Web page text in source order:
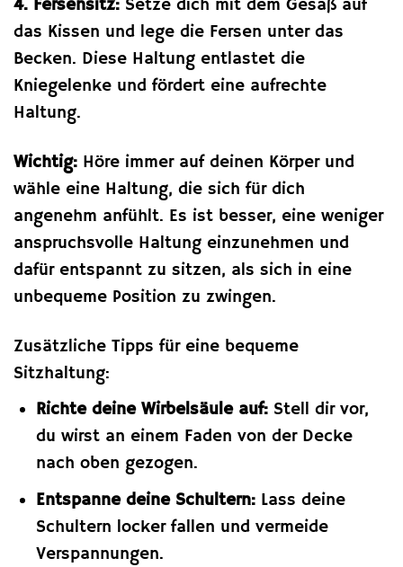
4. Fersensitz: Setze dich mit dem Gesäß auf
das Kissen und lege die Fersen unter das
Becken. Diese Haltung entlastet die
Kniegelenke und fördert eine aufrechte
Haltung.
Wichtig: Höre immer auf deinen Körper und
wähle eine Haltung, die sich für dich
angenehm anfühlt. Es ist besser, eine weniger
anspruchsvolle Haltung einzunehmen und
dafür entspannt zu sitzen, als sich in eine
unbequeme Position zu zwingen.
Zusätzliche Tipps für eine bequeme
Sitzhaltung:
Richte deine Wirbelsäule auf:Stell dir vor,
du wirst an einem Faden von der Decke
nach oben gezogen.
Entspanne deine Schultern:Lass deine
Schultern locker fallen und vermeide
Verspannungen.